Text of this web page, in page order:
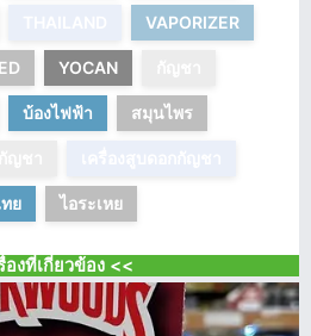
VAPORIZER
YOCAN
บ้องไฟฟ้า สมุนไพร
ย ไอระเหย
องที่เกี่ยวข้อง <<